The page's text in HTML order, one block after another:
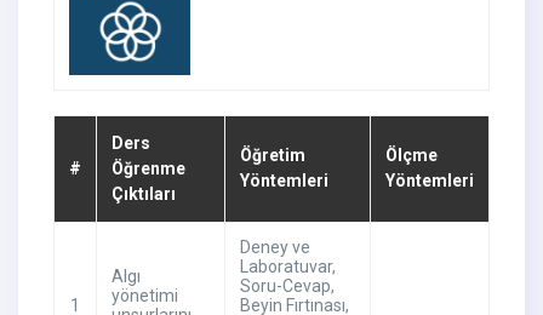
#
Ders
Öğrenme
Çıktıları
Öğretim
Yöntemleri
Ölçme
Yöntemleri
1
Algı
yönetimi
Deney ve
Laboratuvar,
Soru-Cevap,
Beyin Fırtınası,